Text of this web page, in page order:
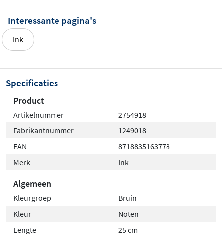
Perfect voor iedereen die zeker wil zijn van de juiste
kleur in de badkamer.
Interessante pagina's
Ink
Specificaties
Product
Artikelnummer
2754918
Fabrikantnummer
1249018
EAN
8718835163778
Merk
Ink
Algemeen
Kleurgroep
Bruin
Kleur
Noten
Lengte
25 cm